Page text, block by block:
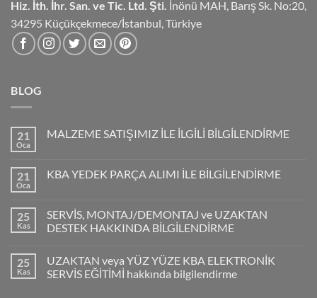
Hiz. İth. İhr. San. ve Tic. Ltd. Şti. İnönü MAH, Barış Sk. No:20,
34295 Küçükçekmece/İstanbul, Türkiye
BLOG
21
Oca
MALZEME SATIŞIMIZ İLE İLGİLİ BİLGİLENDİRME
21
Oca
KBA YEDEK PARÇA ALIMI İLE BİLGİLENDİRME
25
Kas
SERVİS, MONTAJ/DEMONTAJ ve UZAKTAN
DESTEK HAKKINDA BİLGİLENDİRME
25
Kas
UZAKTAN veya YÜZ YÜZE KBA ELEKTRONİK
SERVİS EĞİTİMİ hakkında bilgilendirme